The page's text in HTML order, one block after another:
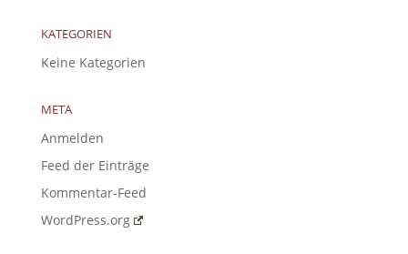
KATEGORIEN
Keine Kategorien
META
Anmelden
Feed der Einträge
Kommentar-Feed
WordPress.org